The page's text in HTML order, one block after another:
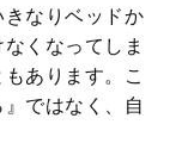
なりベッドか
くなってしま
あります。こ
ではなく、自